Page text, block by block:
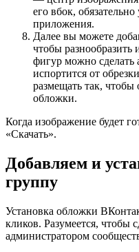
его вбок,
приложения.
Далее вы можете
чтобы
фигур можно сделать
испортится от
размещать так,
обложки.
Когда изображение будет
«Скачать».
Добавляем и
группу
Установка обложки
кликов. Разумеется, чтобы
администратором